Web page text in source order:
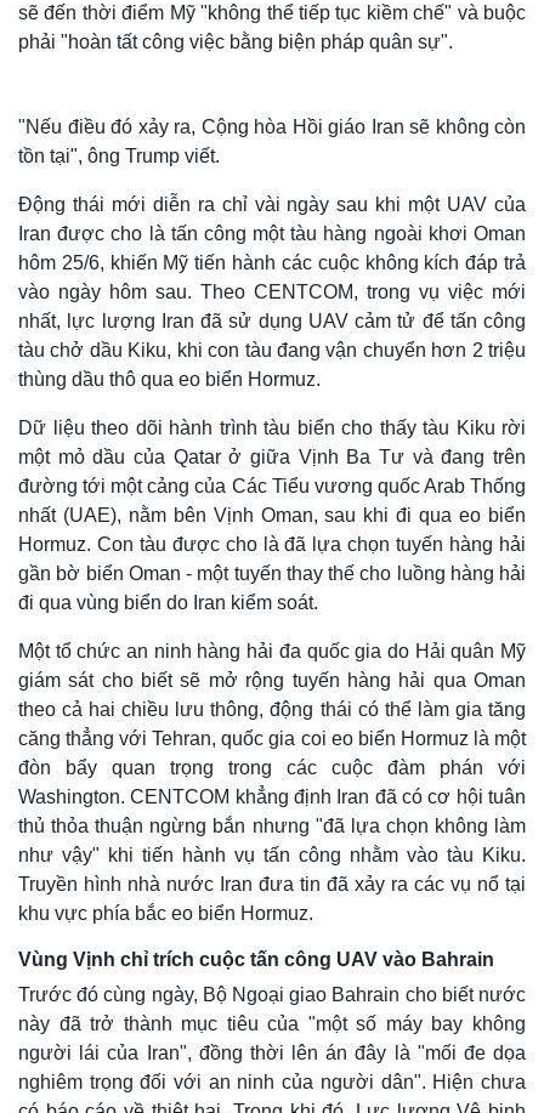
Thế giới
Quan sát
Cuộc sống đó đây
Hồ sơ
Video
Ảnh
E-Magazine
Infographic
sẽ đến thời điểm Mỹ "không thể tiếp tục kiềm chế" và buộc
phải "hoàn tất công việc bằng biện pháp quân sự".
"Nếu điều đó xảy ra, Cộng hòa Hồi giáo Iran sẽ không còn
tồn tại", ông Trump viết.
Động thái mới diễn ra chỉ vài ngày sau khi một UAV của
Iran được cho là tấn công một tàu hàng ngoài khơi Oman
hôm 25/6, khiến Mỹ tiến hành các cuộc không kích đáp trả
vào ngày hôm sau. Theo CENTCOM, trong vụ việc mới
nhất, lực lượng Iran đã sử dụng UAV cảm tử để tấn công
tàu chở dầu Kiku, khi con tàu đang vận chuyển hơn 2 triệu
thùng dầu thô qua eo biển Hormuz.
Dữ liệu theo dõi hành trình tàu biển cho thấy tàu Kiku rời
một mỏ dầu của Qatar ở giữa Vịnh Ba Tư và đang trên
đường tới một cảng của Các Tiểu vương quốc Arab Thống
nhất (UAE), nằm bên Vịnh Oman, sau khi đi qua eo biển
Hormuz. Con tàu được cho là đã lựa chọn tuyến hàng hải
gần bờ biển Oman - một tuyến thay thế cho luồng hàng hải
đi qua vùng biển do Iran kiểm soát.
Một tổ chức an ninh hàng hải đa quốc gia do Hải quân Mỹ
giám sát cho biết sẽ mở rộng tuyến hàng hải qua Oman
theo cả hai chiều lưu thông, động thái có thể làm gia tăng
căng thẳng với Tehran, quốc gia coi eo biển Hormuz là một
đòn bẩy quan trọng trong các cuộc đàm phán với
Washington. CENTCOM khẳng định Iran đã có cơ hội tuân
thủ thỏa thuận ngừng bắn nhưng "đã lựa chọn không làm
như vậy" khi tiến hành vụ tấn công nhằm vào tàu Kiku.
Truyền hình nhà nước Iran đưa tin đã xảy ra các vụ nổ tại
khu vực phía bắc eo biển Hormuz.
Vùng Vịnh chỉ trích cuộc tấn công UAV vào Bahrain
Trước đó cùng ngày, Bộ Ngoại giao Bahrain cho biết nước
này đã trở thành mục tiêu của "một số máy bay không
người lái của Iran", đồng thời lên án đây là "mối đe dọa
nghiêm trọng đối với an ninh của người dân". Hiện chưa